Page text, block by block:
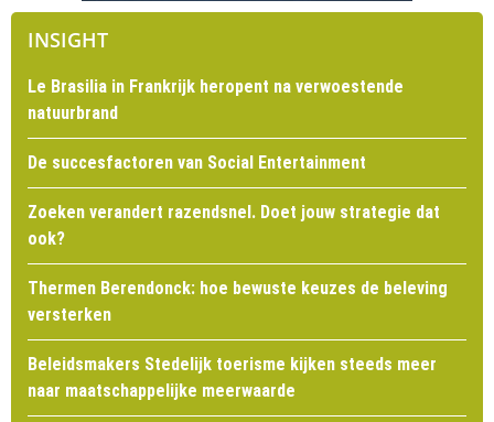
INSIGHT
Le Brasilia in Frankrijk heropent na verwoestende
natuurbrand
De succesfactoren van Social Entertainment
Zoeken verandert razendsnel. Doet jouw strategie dat
ook?
Thermen Berendonck: hoe bewuste keuzes de beleving
versterken
Beleidsmakers Stedelijk toerisme kijken steeds meer
naar maatschappelijke meerwaarde